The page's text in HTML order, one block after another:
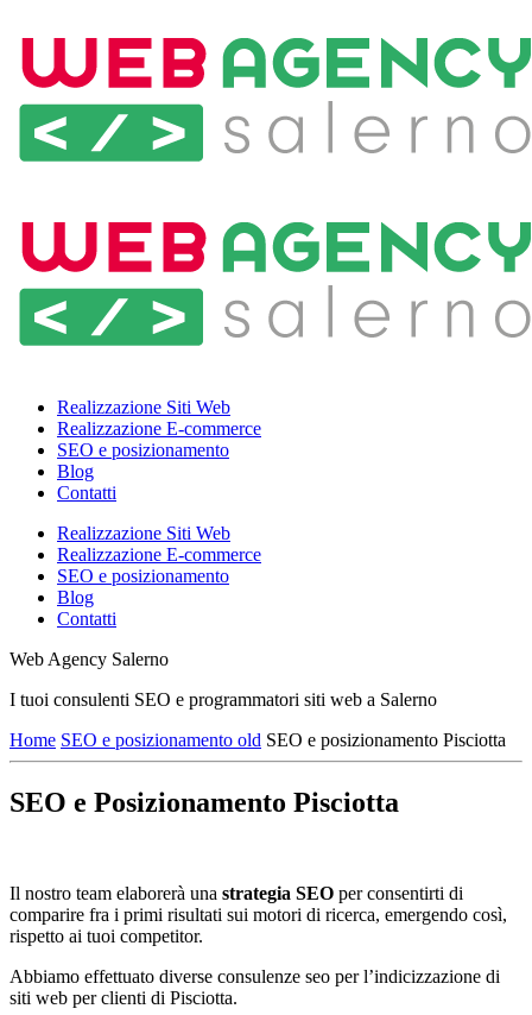
Realizzazione Siti Web
Realizzazione E-commerce
SEO e posizionamento
Blog
Contatti
Realizzazione Siti Web
Realizzazione E-commerce
SEO e posizionamento
Blog
Contatti
Web Agency Salerno
I tuoi consulenti SEO e programmatori siti web a Salerno
Home SEO e posizionamento old SEO e posizionamento Pisciotta
SEO e Posizionamento Pisciotta
Il nostro team elaborerà una strategia SEO per consentirti di
comparire fra i primi risultati sui motori di ricerca, emergendo così,
rispetto ai tuoi competitor.
Abbiamo effettuato diverse consulenze seo per l’indicizzazione di
siti web per clienti di Pisciotta.